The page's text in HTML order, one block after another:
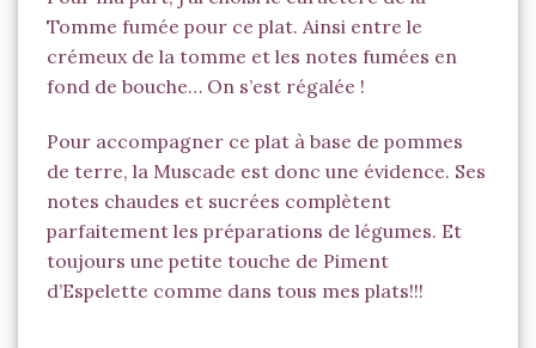
Tomme fumée pour ce plat. Ainsi entre le
crémeux de la tomme et les notes fumées en
fond de bouche… On s’est régalée !
Pour accompagner ce plat à base de pommes
de terre, la Muscade est donc une évidence. Ses
notes chaudes et sucrées complètent
parfaitement les préparations de légumes. Et
toujours une petite touche de Piment
d’Espelette comme dans tous mes plats!!!